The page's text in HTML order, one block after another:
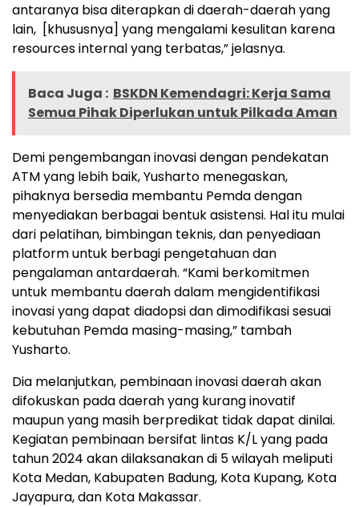
antaranya bisa diterapkan di daerah-daerah yang
lain, [khususnya] yang mengalami kesulitan karena
resources internal yang terbatas,” jelasnya.
Baca Juga : BSKDN Kemendagri: Kerja Sama
Semua Pihak Diperlukan untuk Pilkada Aman
Demi pengembangan inovasi dengan pendekatan
ATM yang lebih baik, Yusharto menegaskan,
pihaknya bersedia membantu Pemda dengan
menyediakan berbagai bentuk asistensi. Hal itu mulai
dari pelatihan, bimbingan teknis, dan penyediaan
platform untuk berbagi pengetahuan dan
pengalaman antardaerah. “Kami berkomitmen
untuk membantu daerah dalam mengidentifikasi
inovasi yang dapat diadopsi dan dimodifikasi sesuai
kebutuhan Pemda masing-masing,” tambah
Yusharto.
Dia melanjutkan, pembinaan inovasi daerah akan
difokuskan pada daerah yang kurang inovatif
maupun yang masih berpredikat tidak dapat dinilai.
Kegiatan pembinaan bersifat lintas K/L yang pada
tahun 2024 akan dilaksanakan di 5 wilayah meliputi
Kota Medan, Kabupaten Badung, Kota Kupang, Kota
Jayapura, dan Kota Makassar.